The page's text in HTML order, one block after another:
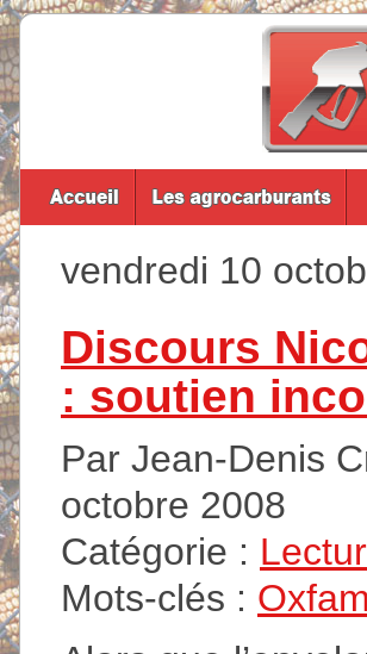
vendredi 10
Discours
: soutien
Par Jean-Denis
octobre 2008
Catégorie :
Mots-clés :